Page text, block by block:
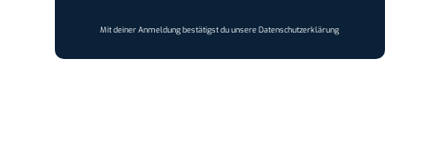
Mit deiner Anmeldung bestätigst du unsereDatenschutzerklärung